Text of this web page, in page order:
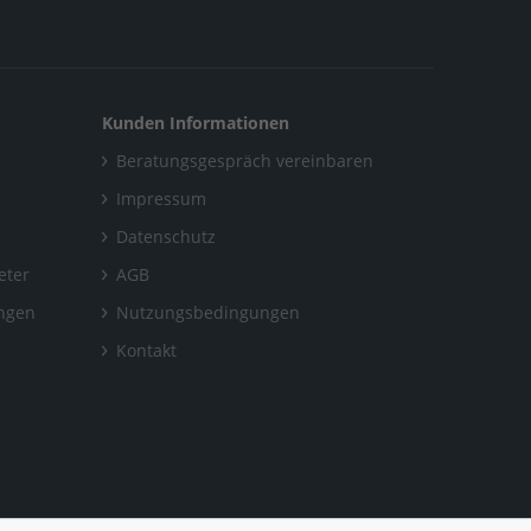
Kunden Informationen
Beratungsgespräch vereinbaren
Impressum
Datenschutz
AGB
Nutzungsbedingungen
Kontakt